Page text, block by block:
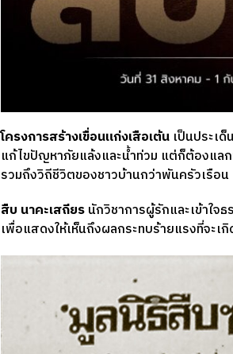
โครงการสร้างเขื่อนแก่งเสือเต้น เป็นประเ
แก้ไขปัญหาภัยแล้งและน้ำท่วม แต่ก็ต้องแล
รวมถึงวิถีชีวิตของชาวบ้านกว่าพันครัวเรือน
สืบ นาคะเสถียรนักวิชาการผู้รักและเข้าใจ
เพื่อแสดงให้เห็นถึงผลกระทบร้ายแรงที่จะเ